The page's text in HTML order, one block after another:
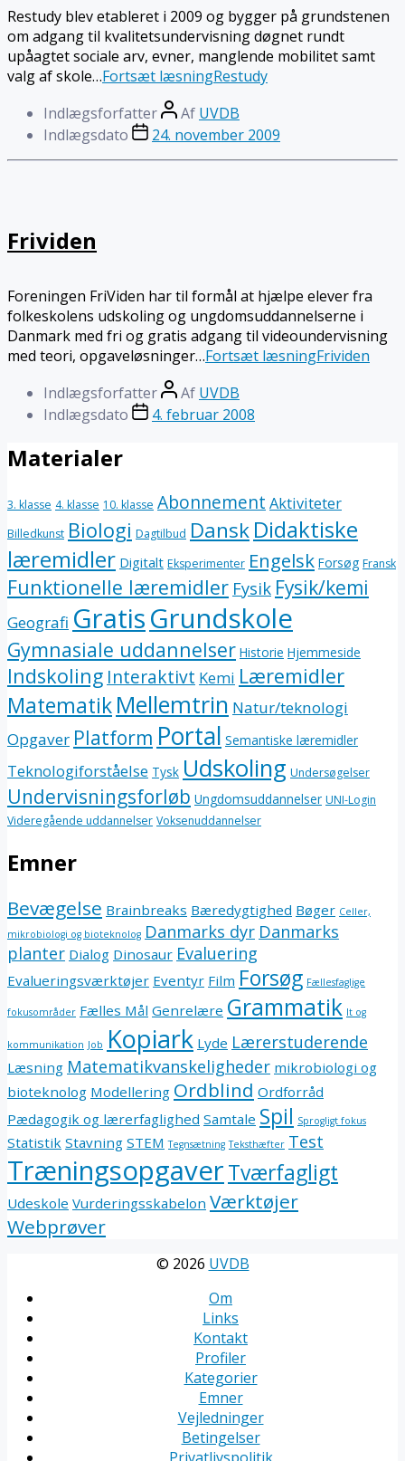
Restudy blev etableret i 2009 og bygger på grundstenen
om adgang til kvalitetsundervisning døgnet rundt
upåagtet sociale arv, evner, manglende mobilitet samt
valg af skole…Fortsæt læsningRestudy
Indlægsforfatter
Af UVDB
Indlægsdato
24. november 2009
Frividen
Foreningen FriViden har til formål at hjælpe elever fra
folkeskolens udskoling og ungdomsuddannelserne i
Danmark med fri og gratis adgang til videoundervisning
med teori, opgaveløsninger…Fortsæt læsningFrividen
Indlægsforfatter
Af UVDB
Indlægsdato
4. februar 2008
Materialer
3. klasse 4. klasse 10. klasse Abonnement Aktiviteter
Billedkunst Biologi Dagtilbud DanskDidaktiske
læremidler Digitalt Eksperimenter Engelsk Forsøg Fransk
Funktionelle læremidler Fysik Fysik/kemi
Geografi GratisGrundskole
Gymnasiale uddannelser Historie Hjemmeside
Indskoling Interaktivt Kemi Læremidler
MatematikMellemtrin Natur/teknologi
Opgaver Platform Portal Semantiske læremidler
Teknologiforståelse Tysk Udskoling Undersøgelser
Undervisningsforløb Ungdomsuddannelser UNI-Login
Videregående uddannelser Voksenuddannelser
Emner
Bevægelse Brainbreaks Bæredygtighed Bøger Celler,
mikrobiologi og bioteknolog Danmarks dyr Danmarks
planter Dialog Dinosaur Evaluering
Evalueringsværktøjer Eventyr Film Forsøg Fællesfaglige
fokusområder Fælles Mål Genrelære Grammatik It og
kommunikation Job Kopiark Lyde Lærerstuderende
Læsning Matematikvanskeligheder mikrobiologi og
bioteknolog Modellering Ordblind Ordforråd
Pædagogik og lærerfaglighed Samtale Spil Sprogligt fokus
Statistik Stavning STEM Tegnsætning Teksthæfter Test
TræningsopgaverTværfagligt
Udeskole Vurderingsskabelon Værktøjer
Webprøver
© 2026 UVDB
Om
Links
Kontakt
Profiler
Kategorier
Emner
Vejledninger
Betingelser